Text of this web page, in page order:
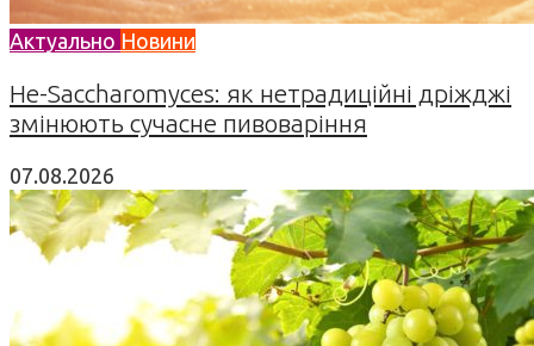
Актуально Новини
Не-Saccharomyces: як нетрадиційні дріжджі
змінюють сучасне пивоваріння
07.08.2026